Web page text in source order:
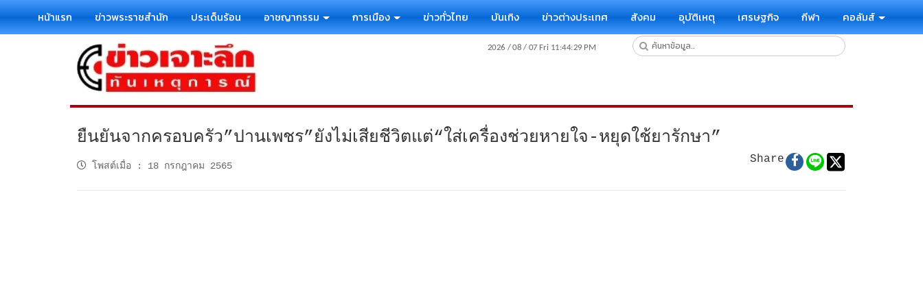
หน้าแรก ข่าวพระราชสำนัก ประเด็นร้อน อาชญากรรม การเมือง ข่าวทั่วไทย บันเทิง ข่าวต่างประเทศ สังคม อุบัติเหตุ เศรษฐกิจ กีฬา คอลัมส์
ยืนยันจากครอบครัว”ปานเพชร”ยังไม่เสียชีวิตแต่“ใส่เครื่องช่วยหายใจ-หยุดใช้ยารักษา”
โพสต์เมื่อ : 18 กรกฎาคม 2565
Share